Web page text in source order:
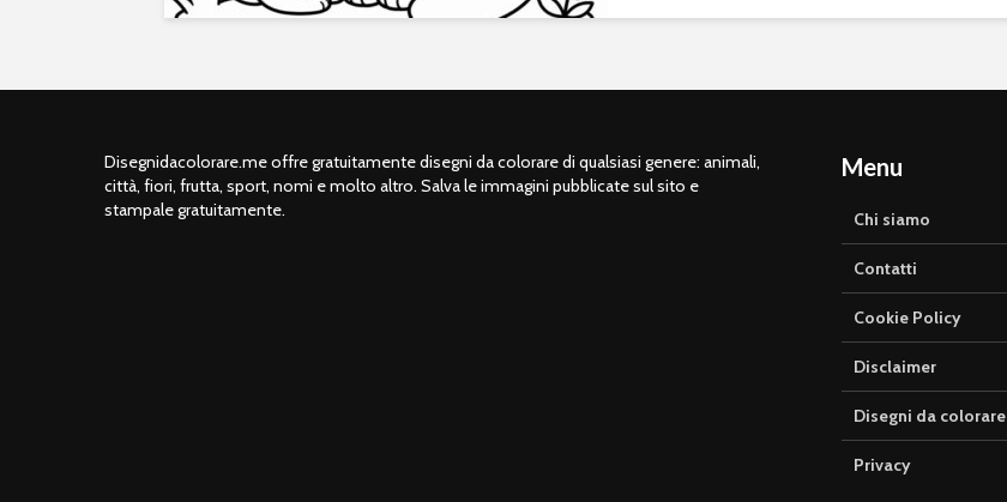
Disegnidacolorare.me offre gratuitamente disegni da colorare di qualsiasi genere: animali,
città, fiori, frutta, sport, nomi e molto altro. Salva le immagini pubblicate sul sito e
stampale gratuitamente.
Menu
Chi siamo
Contatti
Cookie Policy
Disclaimer
Disegni da colorare
Privacy